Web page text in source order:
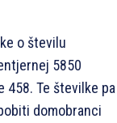
o številu
5850
458. Te številke
domobranci